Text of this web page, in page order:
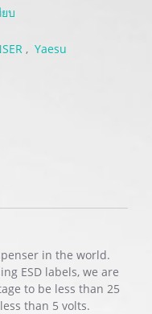
บ
, Yaesu
in the world.
ESD labels, we are
to be less than 25
than 5 volts.